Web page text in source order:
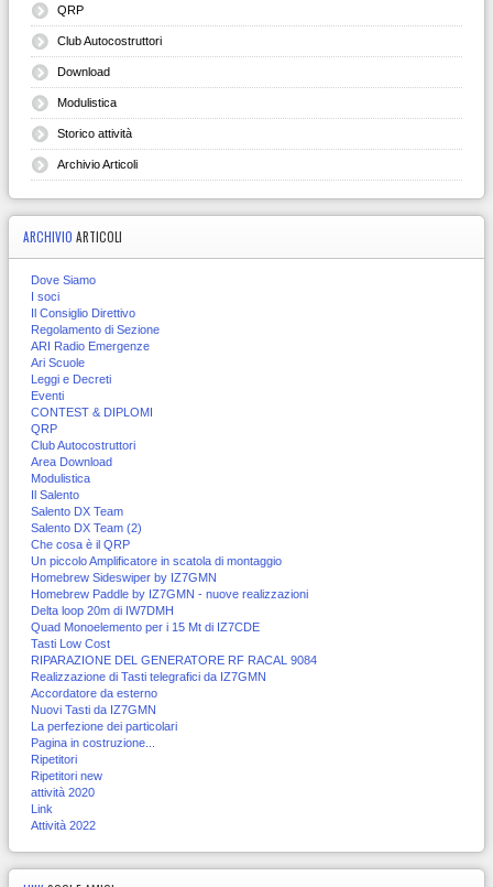
QRP
Club Autocostruttori
Download
Modulistica
Storico attività
Archivio Articoli
ARCHIVIO ARTICOLI
Dove Siamo
I soci
Il Consiglio Direttivo
Regolamento di Sezione
ARI Radio Emergenze
Ari Scuole
Leggi e Decreti
Eventi
CONTEST & DIPLOMI
QRP
Club Autocostruttori
Area Download
Modulistica
Il Salento
Salento DX Team
Salento DX Team (2)
Che cosa è il QRP
Un piccolo Amplificatore in scatola di montaggio
Homebrew Sideswiper by IZ7GMN
Homebrew Paddle by IZ7GMN - nuove realizzazioni
Delta loop 20m di IW7DMH
Quad Monoelemento per i 15 Mt di IZ7CDE
Tasti Low Cost
RIPARAZIONE DEL GENERATORE RF RACAL 9084
Realizzazione di Tasti telegrafici da IZ7GMN
Accordatore da esterno
Nuovi Tasti da IZ7GMN
La perfezione dei particolari
Pagina in costruzione...
Ripetitori
Ripetitori new
attività 2020
Link
Attività 2022